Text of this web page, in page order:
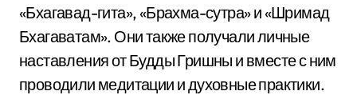
«Бхагавад-гита», «Брахма-сутра» и «Шримад
Бхагаватам». Они также получали личные
наставления от Будды Гришны и вместе с ним
проводили медитации и духовные практики.